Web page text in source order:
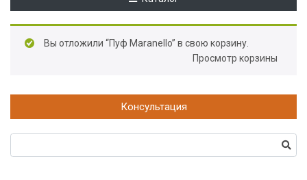
Вы отложили “Пуф Maranello” в свою корзину.
Просмотр корзины
Консультация